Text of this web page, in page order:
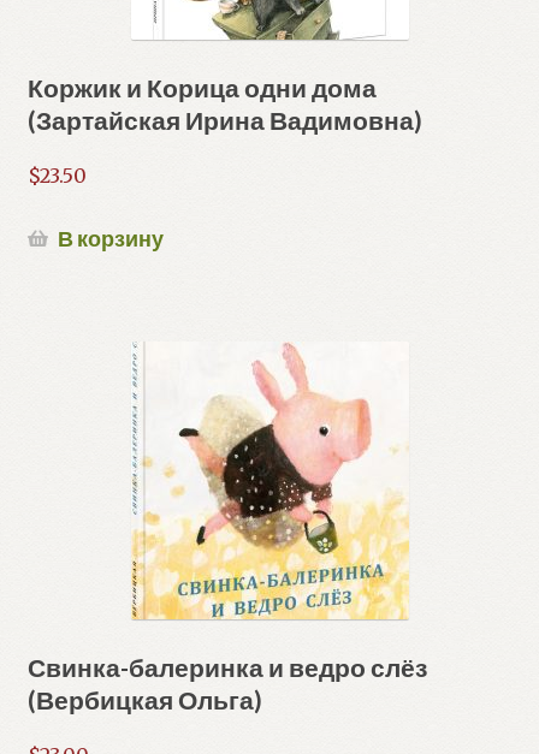
Коржик и Корица одни дома
(Зартайская Ирина Вадимовна)
$23.50
В корзину
Свинка-балеринка и ведро слёз
(Вербицкая Ольга)